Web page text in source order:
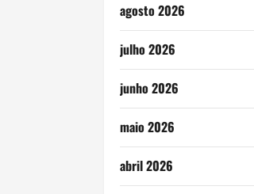
agosto 2026
julho 2026
junho 2026
maio 2026
abril 2026